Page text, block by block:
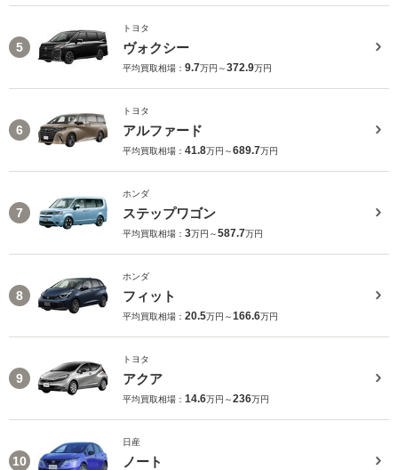
5
トヨタ
ヴォクシー
平均買取相場： 9.7万円～372.9万円
6
トヨタ
アルファード
平均買取相場： 41.8万円～689.7万円
7
ホンダ
ステップワゴン
平均買取相場： 3万円～587.7万円
8
ホンダ
フィット
平均買取相場： 20.5万円～166.6万円
9
トヨタ
アクア
平均買取相場： 14.6万円～236万円
10
日産
ノート